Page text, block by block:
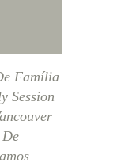
Família
Session